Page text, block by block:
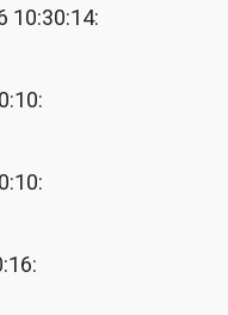
10:30:14: